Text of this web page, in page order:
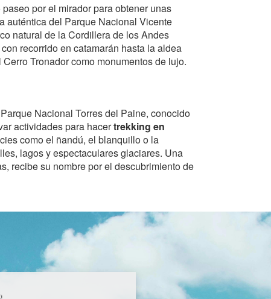
por el mirador para obtener unas
auténtica del Parque Nacional Vicente
natural de la Cordillera de los Andes
recorrido en catamarán hasta la aldea
Tronador como monumentos de lujo.
Nacional Torres del Paine, conocido
actividades para hacertrekking en
como el ñandú, el blanquillo o la
lagos y espectaculares glaciares. Una
recibe su nombre por el descubrimiento de